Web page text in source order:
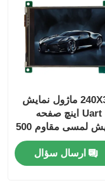
240X320 ماژول نمایش
Uart 2.8 اینچ صفحه
نمایش لمسی مقاوم 500
Cd /
ارسال سؤال